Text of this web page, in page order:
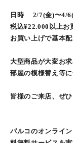
日時 2/7(金)〜4/
税込¥22.000以上お
お買い上げで基本
大型商品が大変お
部屋の模様替え等
皆様のご来店、ぜ
パルコのオンライ